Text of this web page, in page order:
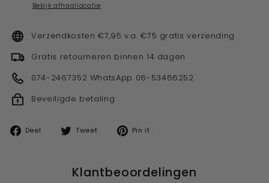
Bekijk afhaallocatie
Verzendkosten €7,95 v.a. €75 gratis verzending
Gratis retourneren binnen 14 dagen
074-2467352 WhatsApp 06-53466252
Beveiligde betaling
Deel
Deel
Tweet
Tweet Pin it
Klantbeoordelingen